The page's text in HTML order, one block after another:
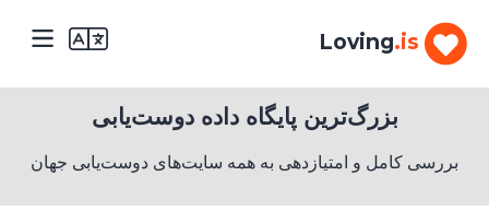
Loving.is
بزرگ‌ترین پایگاه داده دوست‌یابی
بررسی کامل و امتیازدهی به همه سایت‌های دوست‌یابی جهان